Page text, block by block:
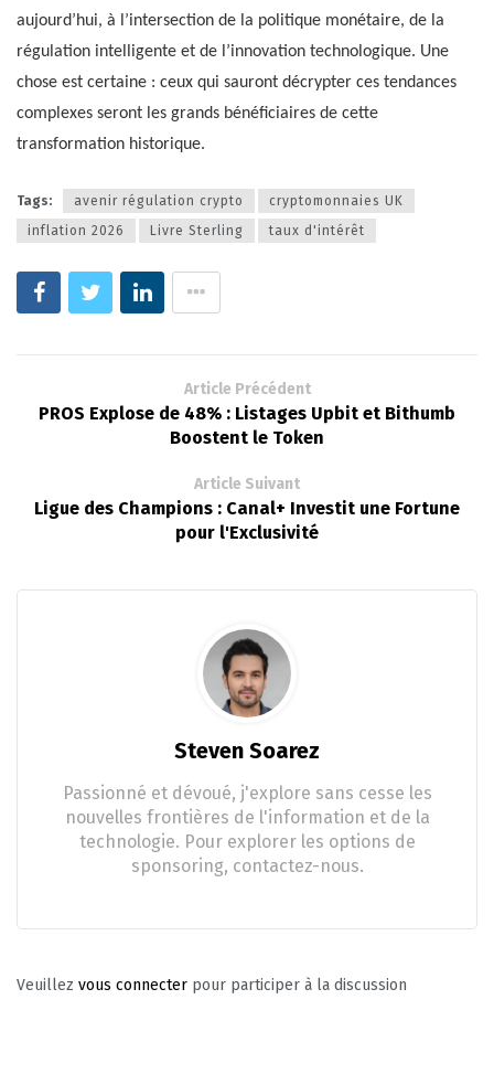
aujourd’hui, à l’intersection de la politique monétaire, de la
régulation intelligente et de l’innovation technologique. Une
chose est certaine : ceux qui sauront décrypter ces tendances
complexes seront les grands bénéficiaires de cette
transformation historique.
Tags: avenir régulation crypto
cryptomonnaies UK
inflation 2026
Livre Sterling taux d'intérêt
Article Précédent
PROS Explose de 48% : Listages Upbit et Bithumb
Boostent le Token
Article Suivant
Ligue des Champions : Canal+ Investit une Fortune
pour l'Exclusivité
Steven Soarez
Passionné et dévoué, j'explore sans cesse les
nouvelles frontières de l'information et de la
technologie. Pour explorer les options de
sponsoring, contactez-nous.
Veuillez vous connecter pour participer à la discussion